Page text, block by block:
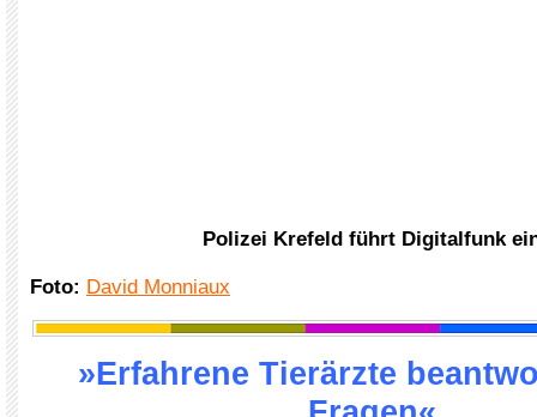
Polizei Krefeld führt Digitalfunk
Foto: David Monniaux
»Erfahrene Tierärzte